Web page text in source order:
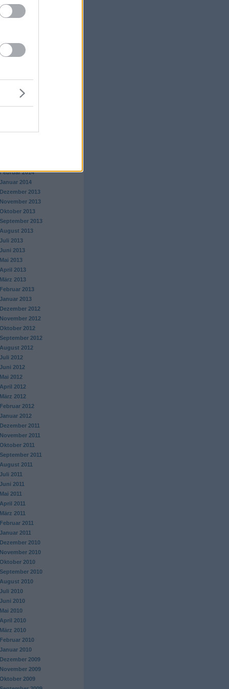
Juli 2015
Juni 2015
März 2015
Februar 2015
Oktober 2014
2014
2014
Januar 2014
Dezember 2013
November 2013
Oktober 2013
September 2013
August 2013
Juli 2013
Juni 2013
Mai 2013
April 2013
März 2013
Februar 2013
Januar 2013
Dezember 2012
November 2012
Oktober 2012
September 2012
August 2012
Juli 2012
Juni 2012
Mai 2012
April 2012
März 2012
Februar 2012
Januar 2012
Dezember 2011
November 2011
Oktober 2011
September 2011
August 2011
Juli 2011
Juni 2011
Mai 2011
April 2011
März 2011
Februar 2011
Januar 2011
Dezember 2010
November 2010
Oktober 2010
September 2010
August 2010
Juli 2010
Juni 2010
Mai 2010
April 2010
März 2010
Februar 2010
Januar 2010
Dezember 2009
November 2009
Oktober 2009